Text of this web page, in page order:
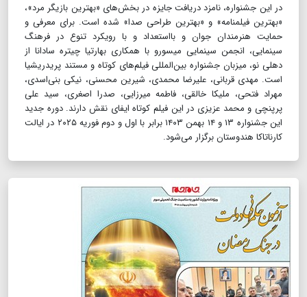
در این جشنواره، نامزد دریافت جایزه در بخش‌های «بهترین بازیگر مرد»،
«بهترین فیلمنامه» و «بهترین طراحی صدا» شده است. برای معرفی و
حمایت هنرمندان جوان و بااستعداد و با رویکرد تنوع در فرهنگ
سینمایی، انجمن سینمایی میسورو با همکاری بهارتیا چیتره سادانا از
دهلی نو، میزبان جشنواره بین‌المللی فیلم‌های کوتاه و مستند پریدریشیا
است. مهدی قربانی، علیرضا محمدی، شیرین محسنی، نیکی بنی‌اسدی،
مهراد فتحی، ملیکا خالقی، فاطمه میرزایی، صدرا اصغری، سید علی
پرپنچی و محمد عزیزی در این فیلم کوتاه ایفای نقش دارند. دوره جدید
این جشنواره ۱۳ و ۱۴ بهمن ۱۴۰۳ برابر با اول و دوم فوریه ۲۰۲۵ در ایالت
کارناتاکا هندوستان برگزار می‌شود.